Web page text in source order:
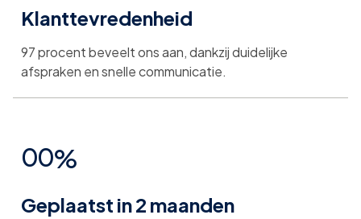
8
9
8
9
8
9
5
6
7
5
6
7
1
2
1
2
Klanttevredenheid
97 procent beveelt ons aan, dankzij duidelijke
afspraken en snelle communicatie.
0
1
0
1
%
Geplaatst in 2 maanden